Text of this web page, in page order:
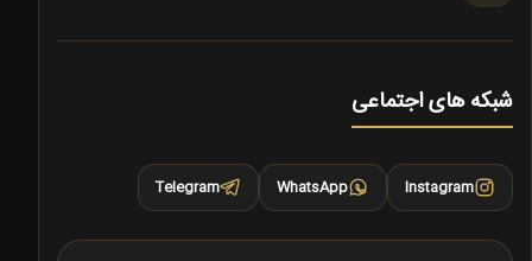
شبکه های اجتماعی
Instagram
WhatsApp
Telegram